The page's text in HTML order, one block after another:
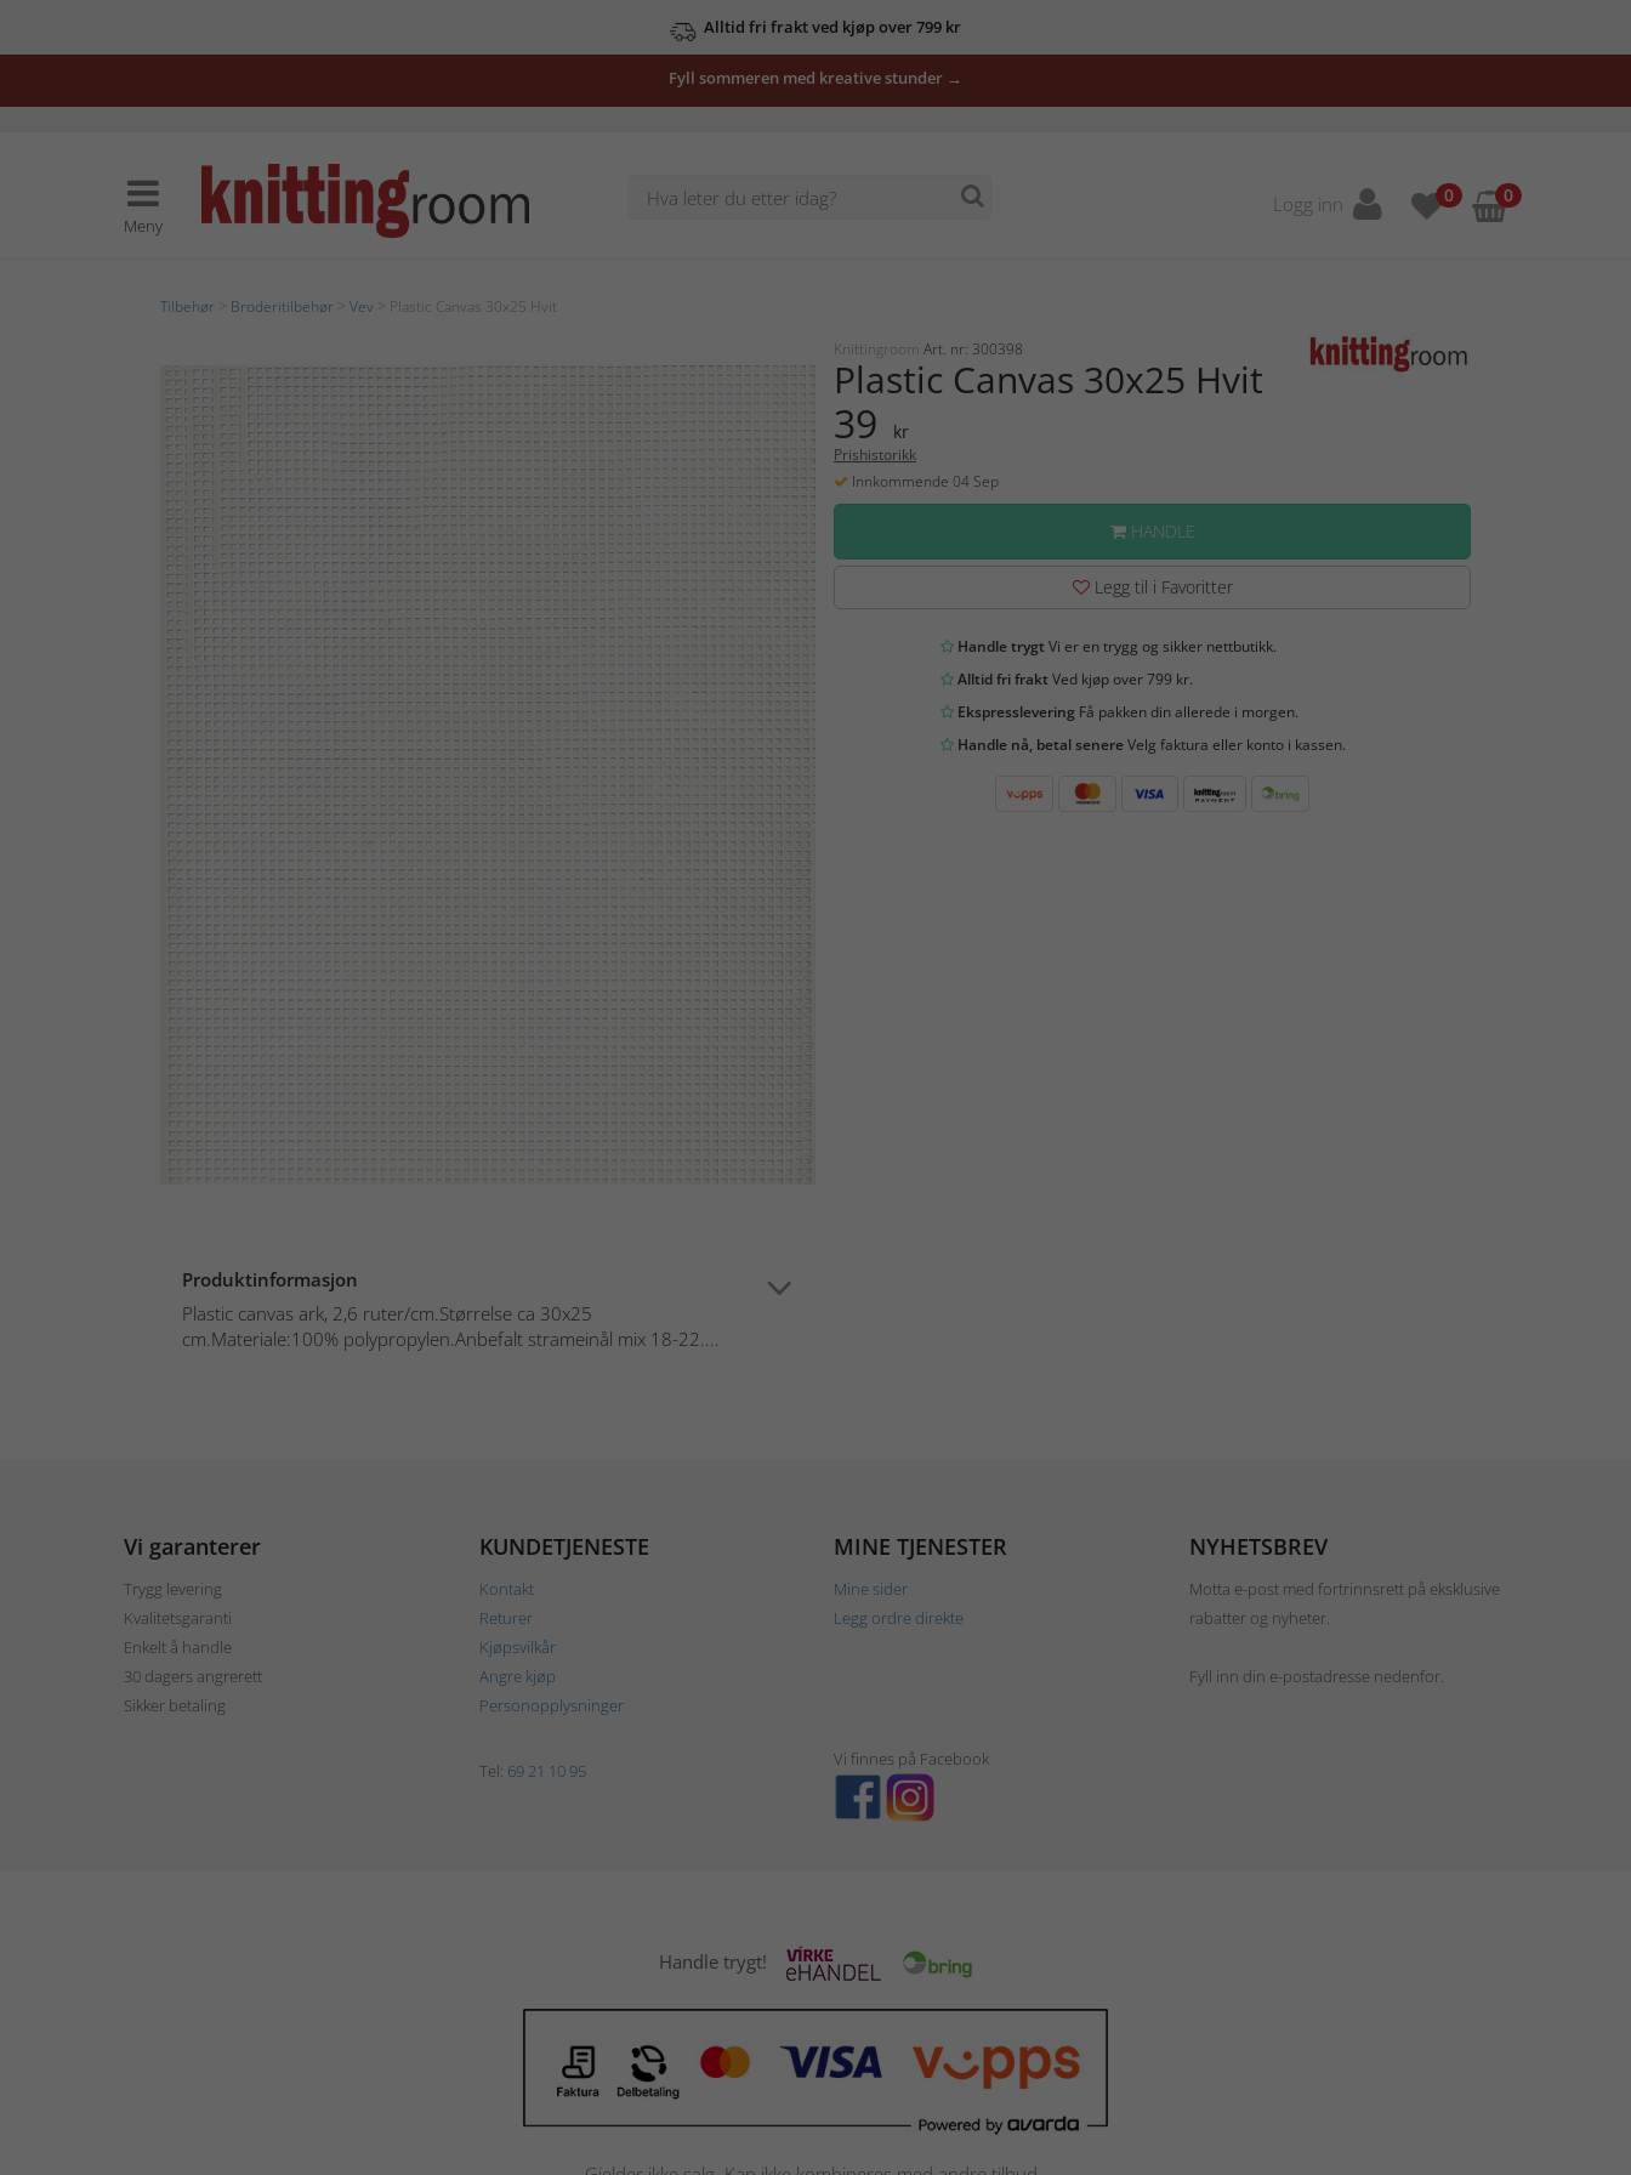
Alltid fri frakt ved kjøp over 799 kr
Fyll sommeren med kreative stunder →
Meny
Logg inn 0 0
Tilbehør Broderitilbehør Vev > Plastic Canvas 30x25 Hvit
Produktinformasjon
Plastic canvas ark, 2,6 ruter/cm.Størrelse ca 30x25
cm.Materiale:100% polypropylen.Anbefalt strameinål mix 18-22....
Knittingroom Art. nr: 300398
Plastic Canvas 30x25 Hvit
39 kr
Prishistorikk
Innkommende 04 Sep
HANDLE
Legg til i Favoritter
Handle trygtVi er en trygg og sikker nettbutikk.
Alltid fri fraktVed kjøp over 799 kr.
EkspressleveringFå pakken din allerede i morgen.
Handle nå, betal senereVelg faktura eller konto i kassen.
Vi garanterer
Trygg levering
Kvalitetsgaranti
Enkelt å handle
30 dagers angrerett
Sikker betaling
KUNDETJENESTE
Kontakt
Returer
Kjøpsvilkår
Angre kjøp
Personopplysninger
MINE TJENESTER
Mine sider
Legg ordre direkte
NYHETSBREV
Motta e-post med fortrinnsrett på eksklusive
rabatter og nyheter.
Fyll inn din e-postadresse nedenfor.
Tel: 69 21 10 95
Vi finnes på Facebook
Handle trygt!